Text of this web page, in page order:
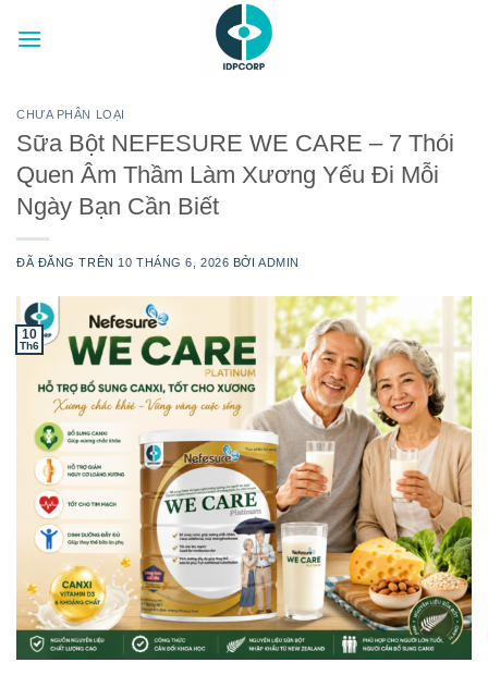
đến
CHƯA PHÂN LOẠI
Sữa Bột NEFESURE WE CARE – 7 Thói
Quen Âm Thầm Làm Xương Yếu Đi Mỗi
Ngày Bạn Cần Biết
ĐÃ ĐĂNG TRÊN 10 THÁNG 6, 2026 BỞIADMIN
10
Th6